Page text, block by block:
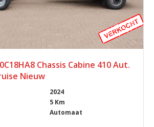
Chassis Cabine 410 Aut.
Nieuw
2024
5 Km
Automaat